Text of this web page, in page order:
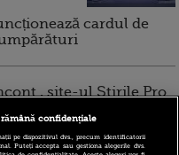
cardul de
, site-ul Știrile Pro
și educație
a devenit iBani
rămână confidențiale
pe dispozitivul dvs., precum identificatorii
Puteți accepta sau gestiona alegerile dvs.